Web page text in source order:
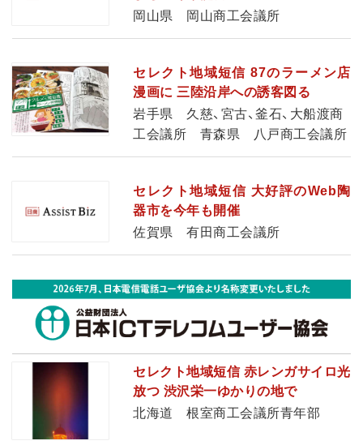
岡山県 岡山商工会議所
セレクト地域短信 87のラーメン店
漫画に 三陸沿岸への誘客図る
岩手県 久慈、宮古、釜石、大船渡商
工会議所 青森県 八戸商工会議所
セレクト地域短信 大好評のWeb陶
器市を今年も開催
佐賀県 有田商工会議所
セレクト地域短信 赤レンガサイロ光
放つ 渋沢栄一ゆかりの地で
北海道 根室商工会議所青年部